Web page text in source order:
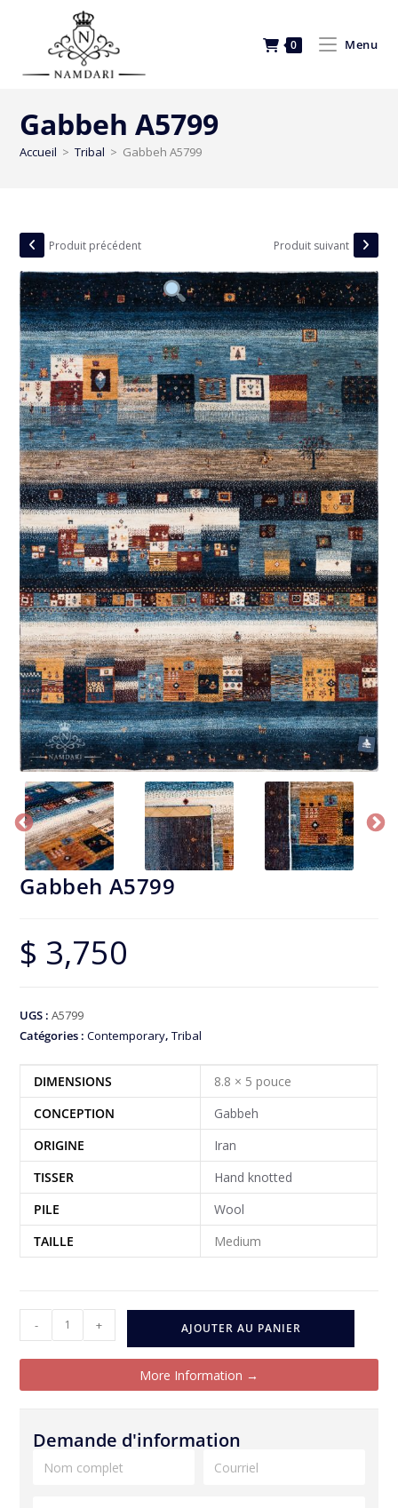
0 Menu
Gabbeh A5799
Accueil > Tribal > Gabbeh A5799
Produit précédent Produit suivant
Gabbeh A5799
$ 3,750
UGS :A5799
Catégories :Contemporary,Tribal
DIMENSIONS
8.8 × 5 pouce
CONCEPTION
Gabbeh
ORIGINE
Iran
TISSER
Hand knotted
PILE
Wool
TAILLE
Medium
- + AJOUTER AU PANIER
More Information →
Demande d'information